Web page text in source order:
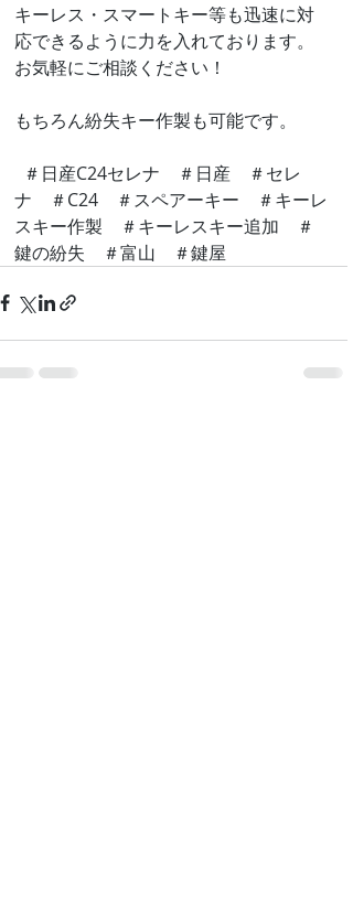
キーレス・スマートキー等も迅速に対
応できるように力を入れております。
お気軽にご相談ください！
もちろん紛失キー作製も可能です。
ナ　＃C24　＃スペアーキー　＃キーレ
スキー作製　＃キーレスキー追加　＃
鍵の紛失　＃富山　＃鍵屋